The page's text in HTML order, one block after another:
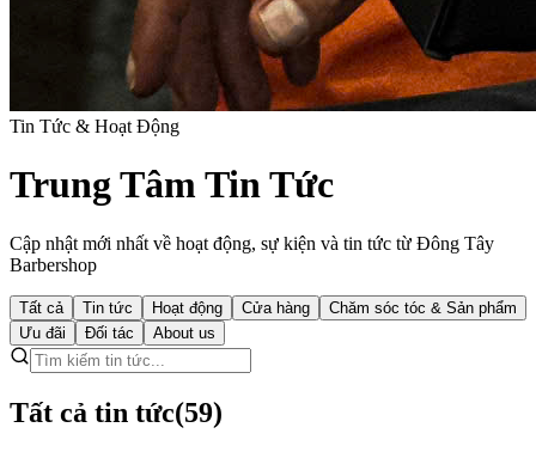
Tin Tức & Hoạt Động
Trung Tâm Tin Tức
Cập nhật mới nhất về hoạt động, sự kiện và tin tức từ Đông Tây
Barbershop
Tất cả Tin tức Hoạt động Cửa hàng
Chăm sóc tóc & Sản phẩm
Ưu đãi
Đối tác About us
Tất cả tin tức(59)